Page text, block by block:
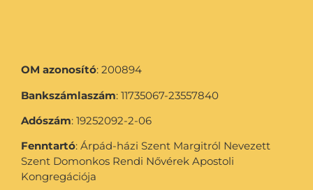
OM azonosító: 200894
Bankszámlaszám: 11735067-23557840
Adószám: 19252092-2-06
Fenntartó: Árpád-házi Szent Margitról Nevezett
Szent Domonkos Rendi Nővérek Apostoli
Kongregációja